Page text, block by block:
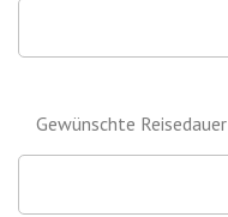
Gewünschte Reisedauer